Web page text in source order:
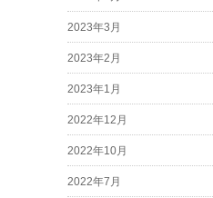
2023年3月
2023年2月
2023年1月
2022年12月
2022年10月
2022年7月